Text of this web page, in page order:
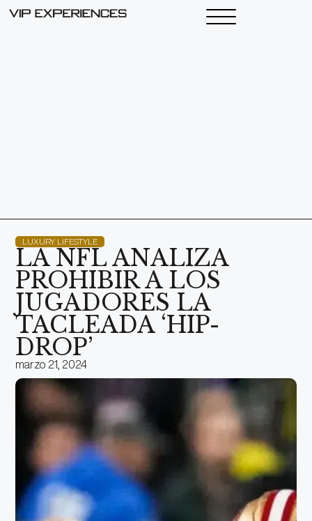
LUXURY LIFESTYLE
LA NFL ANALIZA
PROHIBIR A LOS
JUGADORES LA
TACLEADA ‘HIP-
DROP’
marzo 21, 2024